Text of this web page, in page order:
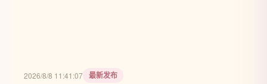
2026/8/8 11:41:07 最新发布